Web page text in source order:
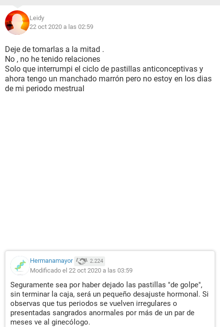
Leidy
22 oct 2020 a las 02:59
Deje de tomarlas a la mitad .
No , no he tenido relaciones
Solo que interrumpi el ciclo de pastillas anticonceptivas y
ahora tengo un manchado marrón pero no estoy en los dias
de mi periodo mestrual
Hermanamayor 2.224
Modificado el 22 oct 2020 a las 03:59
Seguramente sea por haber dejado las pastillas "de golpe",
sin terminar la caja, será un pequeño desajuste hormonal. Si
observas que tus periodos se vuelven irregulares o
presentadas sangrados anormales por más de un par de
meses ve al ginecólogo.